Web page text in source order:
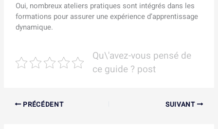
Oui, nombreux ateliers pratiques sont intégrés dans les
formations pour assurer une expérience d’apprentissage
dynamique.
Qu\'avez-vous pensé de
ce guide ? post
PRÉCÉDENT SUIVANT